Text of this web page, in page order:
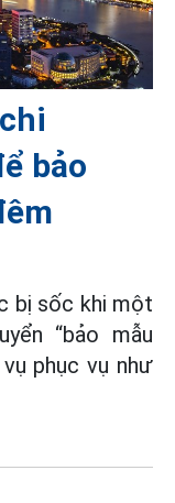
bảo
bị sốc khi một
“bảo mẫu
phục vụ như